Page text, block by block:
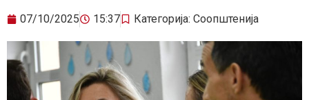
07/10/2025 15:37 Категорија: Соопштенија